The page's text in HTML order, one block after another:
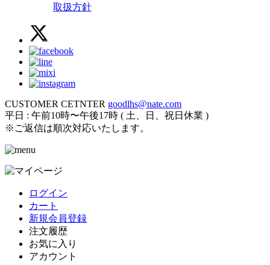
取扱方針
CUSTOMER CETNTER goodlhs@nate.com
平日 : 午前10時〜午後17時 ( 土、日、祝日休業 )
※ご返信は順次対応いたします。
ログイン
カート
新規会員登録
注文履歴
お気に入り
アカウント